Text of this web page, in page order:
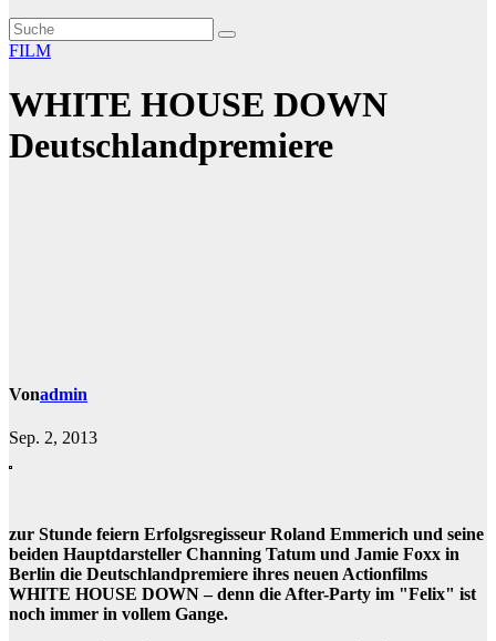
FILM
WHITE HOUSE DOWN
Deutschlandpremiere
Vonadmin
Sep. 2, 2013
zur Stunde feiern Erfolgsregisseur Roland Emmerich und seine
beiden Hauptdarsteller Channing Tatum und Jamie Foxx in
Berlin die Deutschlandpremiere ihres neuen Actionfilms
WHITE HOUSE DOWN – denn die After-Party im "Felix" ist
noch immer in vollem Gange.